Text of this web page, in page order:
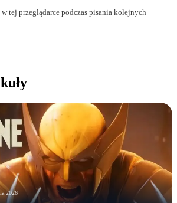
tej przeglądarce podczas pisania kolejnych
2026